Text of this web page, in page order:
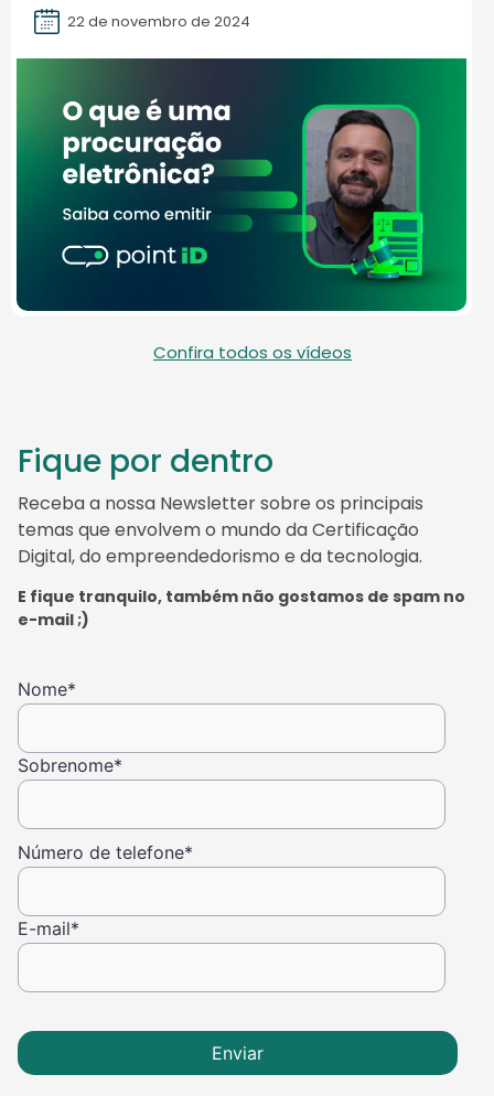
22 de novembro de 2024
Confira todos os vídeos
Fique por dentro
Receba a nossa Newsletter sobre os principais
temas que envolvem o mundo da Certificação
Digital, do empreendedorismo e da tecnologia.
E fique tranquilo, também não gostamos de spam no
e-mail ;)
Nome*
Sobrenome*
Número de telefone*
E-mail*